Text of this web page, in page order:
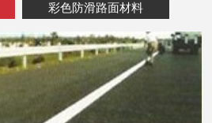
彩色防滑路面材料